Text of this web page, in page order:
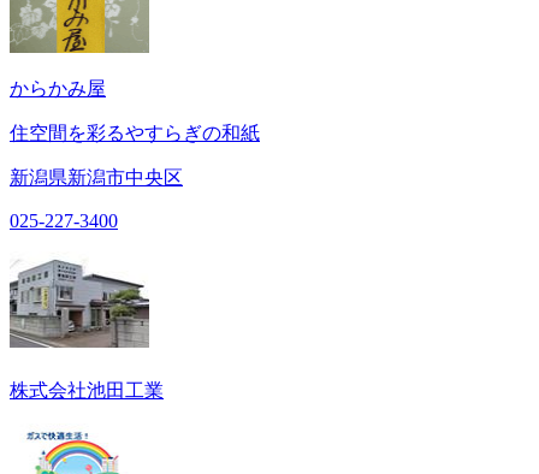
からかみ屋
住空間を彩るやすらぎの和紙
新潟県新潟市中央区
025-227-3400
株式会社池田工業